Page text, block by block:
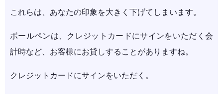
これらは、あなたの印象を大きく下げてしまいます。
ボールペンは、クレジットカードにサインをいただく会
計時など、お客様にお貸しすることがありますね。
クレジットカードにサインをいただく。